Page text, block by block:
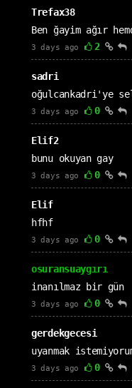
Trefax38
Ben ğayim ağır
3 days ago 2
sadri
oğulcankadri'ye
3 days ago 0
Elif2
bunu okuyan gay
3 days ago 0
Elif
hfhf
3 days ago 0
osuransuaygırı
inanılmaz bir gün
3 days ago 0
gerdekgecesi
uyanmak
3 days ago 0